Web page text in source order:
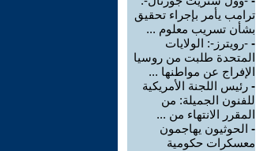
ترامب يأمر بإجراء تحقيق
بشأن تسريب معلوم ...
- -رويترز-: الولايات
المتحدة طلبت من روسيا
الإفراج عن مواطنها ...
- رئيس اللجنة الأمريكية
للفنون الجميلة: من
المقرر الانتهاء من ...
- الحوثيون يهاجمون
معسكرات حكومية